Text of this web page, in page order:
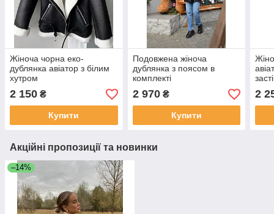
Жіноча чорна еко-
дублянка авіатор з білим
хутром
2 150 ₴
Купити
Подовжена жіноча
дублянка з поясом в
комплекті
2 970₴
Купити
2
Акційні пропозиції та новинки
–14%